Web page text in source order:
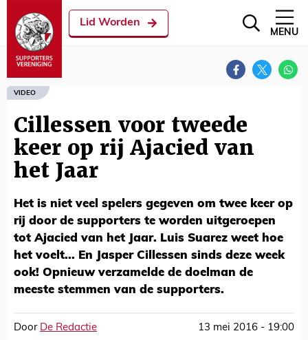
Lid Worden
MENU
VIDEO
Cillessen voor tweede
keer op rij Ajacied van
het Jaar
Het is niet veel spelers gegeven om twee keer op
rij door de supporters te worden uitgeroepen
tot Ajacied van het Jaar. Luis Suarez weet hoe
het voelt... En Jasper Cillessen sinds deze week
ook! Opnieuw verzamelde de doelman de
meeste stemmen van de supporters.
Door De Redactie 13 mei 2016 - 19:00